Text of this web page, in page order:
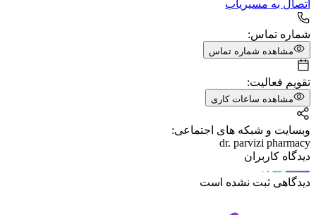
اتصال به مسیریاب
شماره تماس:
مشاهده شماره تماس
تقویم فعالیت:
مشاهده ساعات کاری
وبسایت و شبکه های اجتماعی:
dr. parvizi pharmacy
دیدگاه کاربران
دیدگاهی ثبت نشده است